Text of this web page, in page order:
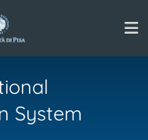
System